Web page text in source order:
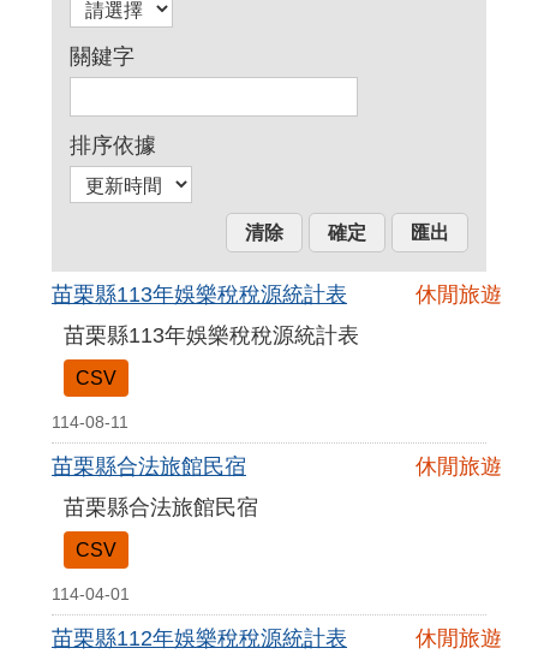
關鍵字
排序依據
苗栗縣113年娛樂稅稅源統計表
休閒旅遊
苗栗縣113年娛樂稅稅源統計表
CSV
114-08-11
苗栗縣合法旅館民宿
休閒旅遊
苗栗縣合法旅館民宿
CSV
114-04-01
苗栗縣112年娛樂稅稅源統計表
休閒旅遊